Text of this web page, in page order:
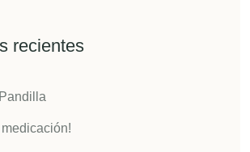
recientes
medicación!